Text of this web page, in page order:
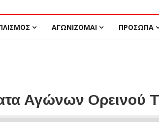
ΑΓΩΝΙΖΟΜΑΙ ΠΡΟΣΩΠΑ
Αγώνων Ορεινού